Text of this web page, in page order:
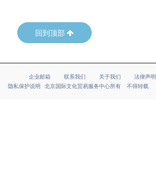
回到顶部
企业邮箱 联系我们 关于我们 法律声明
隐私保护说明
北京国际文化贸易服务中心所有 不得转载